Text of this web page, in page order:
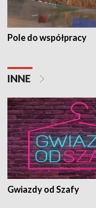
Pole do współpracy
INNE
Gwiazdy od Szafy